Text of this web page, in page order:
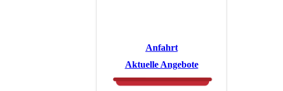
Anfahrt
Aktuelle Angebote